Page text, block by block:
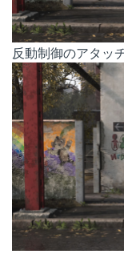
反動制御のアタッ